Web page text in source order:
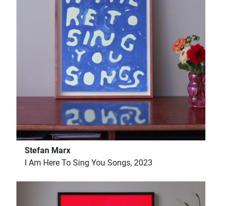
Stefan Marx
I Am Here To Sing You Songs, 2023